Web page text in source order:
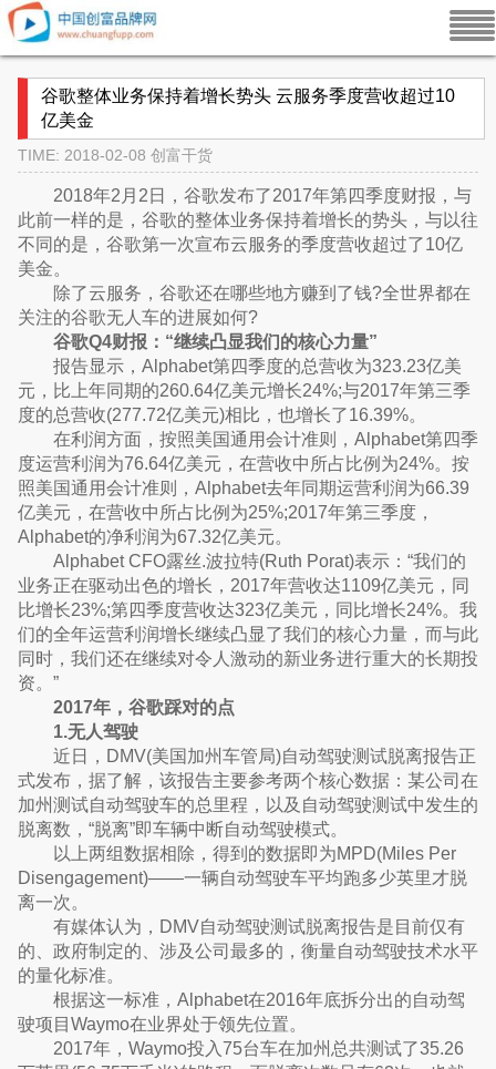
谷歌整体业务保持着增长势头 云服务季度营收超过10
亿美金
TIME: 2018-02-08 创富干货
2018年2月2日，谷歌发布了2017年第四季度财报，与
此前一样的是，谷歌的整体业务保持着增长的势头，与以往
不同的是，谷歌第一次宣布云服务的季度营收超过了10亿
美金。
除了云服务，谷歌还在哪些地方赚到了钱?全世界都在
关注的谷歌无人车的进展如何?
谷歌Q4财报：“继续凸显我们的核心力量”
报告显示，Alphabet第四季度的总营收为323.23亿美
元，比上年同期的260.64亿美元增长24%;与2017年第三季
度的总营收(277.72亿美元)相比，也增长了16.39%。
在利润方面，按照美国通用会计准则，Alphabet第四季
度运营利润为76.64亿美元，在营收中所占比例为24%。按
照美国通用会计准则，Alphabet去年同期运营利润为66.39
亿美元，在营收中所占比例为25%;2017年第三季度，
Alphabet的净利润为67.32亿美元。
Alphabet CFO露丝.波拉特(Ruth Porat)表示：“我们的
业务正在驱动出色的增长，2017年营收达1109亿美元，同
比增长23%;第四季度营收达323亿美元，同比增长24%。我
们的全年运营利润增长继续凸显了我们的核心力量，而与此
同时，我们还在继续对令人激动的新业务进行重大的长期投
资。”
2017年，谷歌踩对的点
1.无人驾驶
近日，DMV(美国加州车管局)自动驾驶测试脱离报告正
式发布，据了解，该报告主要参考两个核心数据：某公司在
加州测试自动驾驶车的总里程，以及自动驾驶测试中发生的
脱离数，“脱离”即车辆中断自动驾驶模式。
以上两组数据相除，得到的数据即为MPD(Miles Per
Disengagement)——一辆自动驾驶车平均跑多少英里才脱
离一次。
有媒体认为，DMV自动驾驶测试脱离报告是目前仅有
的、政府制定的、涉及公司最多的，衡量自动驾驶技术水平
的量化标准。
根据这一标准，Alphabet在2016年底拆分出的自动驾
驶项目Waymo在业界处于领先位置。
2017年，Waymo投入75台车在加州总共测试了35.26